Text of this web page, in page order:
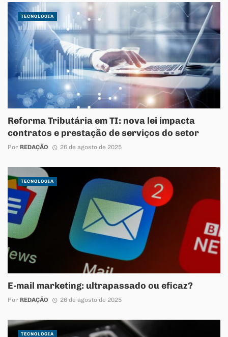
Reforma Tributária em TI: nova lei impacta
contratos e prestação de serviços do setor
Por REDAÇÃO 26 de agosto de 2025
TECNOLOGIA
E-mail marketing: ultrapassado ou eficaz?
Por REDAÇÃO 26 de agosto de 2025
TECNOLOGIA
TECNOLOGIA